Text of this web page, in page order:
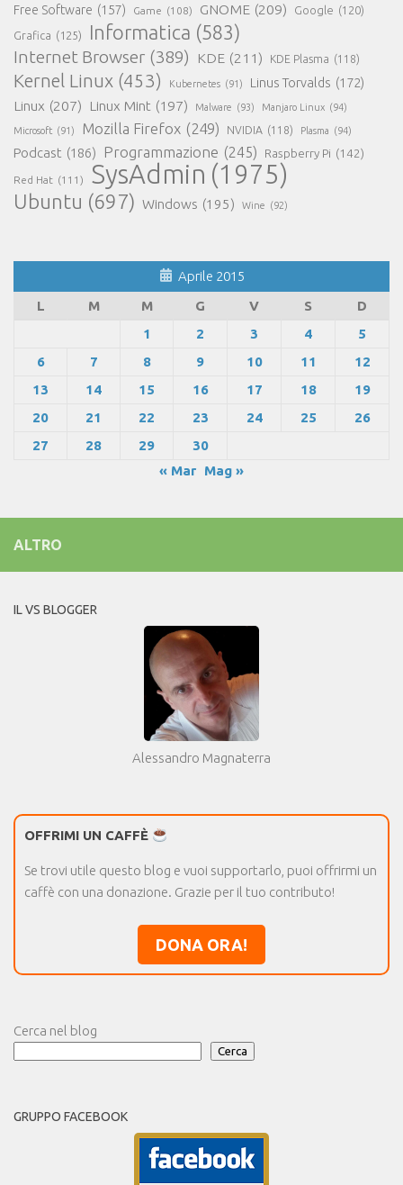
Free Software (157) Game (108) GNOME (209) Google (120)
Grafica (125) Informatica (583)
Internet Browser (389) KDE (211) KDE Plasma (118)
Kernel Linux (453) Kubernetes (91) Linus Torvalds (172)
Linux (207) Linux Mint (197) Malware (93) Manjaro Linux (94)
Microsoft (91) Mozilla Firefox (249) NVIDIA (118) Plasma (94)
Podcast (186) Programmazione (245) Raspberry Pi (142)
Red Hat (111) SysAdmin (1975)
Ubuntu (697) Windows (195) Wine (92)
Aprile 2015
L
M M G V S
D
1
2 3 4
5
6
7 8 9 10 11
12
13
14 15 16 17 18
19
20
21 22 23 24 25
26
27
28 29
30
« Mar Mag »
ALTRO
IL VS BLOGGER
Alessandro Magnaterra
OFFRIMI UN CAFFÈ
Se trovi utile questo blog e vuoi supportarlo, puoi offrirmi un
caffè con una donazione. Grazie per il tuo contributo!
DONA ORA!
Cerca nel blog
Cerca
GRUPPO FACEBOOK